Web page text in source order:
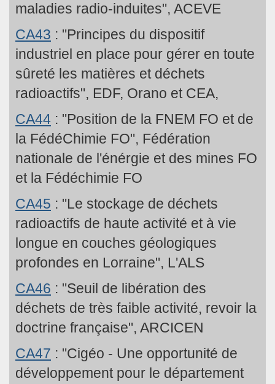
maladies radio-induites", ACEVE
CA43 : "Principes du dispositif
industriel en place pour gérer en toute
sûreté les matières et déchets
radioactifs", EDF, Orano et CEA,
CA44 : "Position de la FNEM FO et de
la FédéChimie FO", Fédération
nationale de l'énérgie et des mines FO
et la Fédéchimie FO
CA45 : "Le stockage de déchets
radioactifs de haute activité et à vie
longue en couches géologiques
profondes en Lorraine", L'ALS
CA46 : "Seuil de libération des
déchets de très faible activité, revoir la
doctrine française", ARCICEN
CA47 : "Cigéo - Une opportunité de
développement pour le département